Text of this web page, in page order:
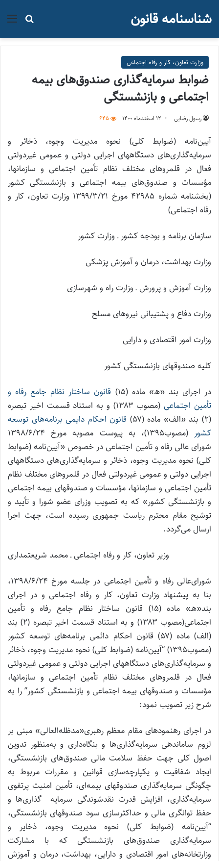
جستجو شناسنامه قانون
وزارت تعاون، کار و رفاه اجتماعی
ضوابط سرمایه‌گذاری صندوق‌های بیمه
اجتماعی و بازنشستگی
رسول رضایی ۱۲ اسفند‌ماه ۱۴۰۰ 645
آیین‌نامه (ضوابط کلی) نحوه مدیریت وجوه، ذخائر و
سرمایه‌گذاری‌های دستگاههای اجرایی دولتی و عمومی غیردولتی
فعال در قلمروهای مختلف نظام تأمین اجتماعی و سازمانها،
مؤسسات و صندوق‌های بیمه اجتماعی و بازنشستگی کشور
(بخشنامه شماره ۴۲۹۸۵ مورخ ۱۳۹۹/۳/۲۱ وزارت تعاون، کار و
رفاه اجتماعی)
سازمان برنامه و بودجه کشور ـ وزارت کشور
وزارت بهداشت، درمان و آموزش پزشکی
وزارت آموزش و پرورش ـ وزارت راه و شهرسازی
وزارت دفاع و پشتیبانی نیروهای مسلح
وزارت امور اقتصادی و دارایی
کلیه صندوقهای بازنشستگی کشور
در اجرای بند «هـ» ماده (۱۵)
قانون ساختار نظام جامع رفاه و
تأمین اجتماعی
(مصوب ۱۳۸۳) و به استناد قسمت اخیر تبصره
(۲) بند «الف» ماده (۵۷)
قانون احکام دایمی برنامه‌های توسعه
کشور
(مصوب۱۳۹۵)، به پیوست مصوبه مورخ ۱۳۹۸/۶/۲۴
شورای عالی رفاه و تأمین اجتماعی در خصوص «آیین‌نامه (ضوابط
کلی) نحوه مدیریت وجوه، ذخائر و سرمایه‌گذاری‌های دستگاههای
اجرایی دولتی و عمومی غیردولتی فعال در قلمروهای مختلف نظام
تأمین اجتماعی و سازمانها، مؤسسات و صندوقهای بیمه اجتماعی
و بازنشستگی کشور» که به تصویب وزرای عضو شورا و تأیید و
توشیح مقام محترم ریاست جمهوری رسیده است، جهت اجرا
ارسال می‌گردد.
وزیر تعاون، کار و رفاه اجتماعی ـ محمد شریعتمداری
شورای‌عالی رفاه و تأمین اجتماعی در جلسه مورخ ۱۳۹۸/۶/۲۴،
بنا به پیشنهاد وزارت تعاون، کار و رفاه اجتماعی و در اجرای
بند«‌هـ» ماده (۱۵) قانون ساختار نظام جامع رفاه و تأمین
اجتماعی(مصوب ۱۳۸۳) و به استناد قسمت اخیر تبصره (۲) بند
(الف) ماده (۵۷) قانون احکام دائمی برنامه‌های توسعه کشور
(مصوب۱۳۹۵) “آیین‌نامه (ضوابط کلی) نحوه مدیریت وجوه، ذخائر
و سرمایه‌گذاری‌های دستگاههای اجرایی دولتی و عمومی غیردولتی
فعال در قلمروهای مختلف نظام تأمین اجتماعی و سازمانها،
مؤسسات و صندوقهای بیمه اجتماعی و بازنشستگی کشور” را به
شرح زیر تصویب نمود:
در اجرای رهنمودهای مقام معظم رهبری«مدظله‌العالی» مبنی ‌بر
لزوم ساماندهی سرمایه‌گذاری‌ها و بنگاه‌داری و به‌منظور تدوین
اصول کلی جهت حفظ سلامت مالی صندوق‌های بازنشستگی،
ایجاد شفافیت و یکپارچه‌سازی قوانین و مقررات مربوط به
چگونگی سرمایه‌گذاری صندوقهای بیمه‌ای، تأمین امنیت پرتفوی
سرمایه‌گذاری، افزایش قدرت نقدشوندگی سرمایه ‎ گذاری‌ها و
حفظ توانگری مالی و حداکثرسازی سود صندوقهای بازنشستگی،
“آیین‌نامه (ضوابط کلی) نحوه مدیریت وجوه، ذخایر و
سرمایه‌گذاری‌ صندوق‌های بازنشستگی که با مشارکت
وزارتخانه‌های امور اقتصادی و دارایی، بهداشت، درمان و آموزش